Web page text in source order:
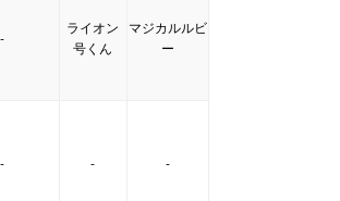
-
ライオン
号くん
マジカルルビ
ー
- - -